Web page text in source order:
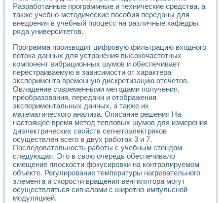
Разработанные программные и технические средства, а
также учебно-методические пособия переданы для
внедрения в учебный процесс на различные кафедры
ряда университетов.
Программа производит цифровую фильтрацию входного
потока данных для устранения высокочастотных
компонент вибрационных шумов и обеспечивает
перестраиваемую в зависимости от характера
эксперимента временную дискретизацию отсчетов.
Овладение современными методами получения,
преобразования, передачи и отображения
экспериментальных данных, а также их
математического анализа. Описание решения На
настоящее время метод тепловых шумов для измерения
диэлектрических свойств сегнетоэлектриков
осуществлен всего в двух работах 3 и 7.
Последовательность работы с учебным стендом
следующая. Это в свою очередь обеспечивало
смещение плоскости фокусировки на контролируемом
объекте. Регулирование температуры нагревательного
элемента и скорости вращения вентилятора могут
осуществляться сигналами с широтно-импульсной
модуляцией.